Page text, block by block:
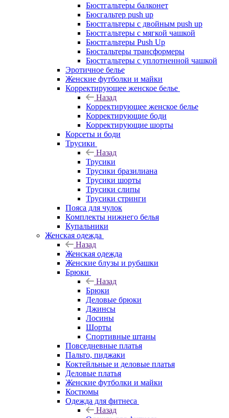
Бюстгальтеры балконет
Бюсгальтер push up
Бюстгальтеры с двойным push up
Бюстгальтеры с мягкой чашкой
Бюстгальтеры Push Up
Бюстальтеры трансформеры
Бюстгальтеры с уплотненной чашкой
Эротичное белье
Женские футболки и майки
Корректирующее женское белье
Назад
Корректирующее женское белье
Корректирующие боди
Корректирующие шорты
Корсеты и боди
Трусики
Назад
Трусики
Трусики бразилиана
Трусики шорты
Трусики слипы
Трусики стринги
Пояса для чулок
Комплекты нижнего белья
Купальники
Женская одежда
Назад
Женская одежда
Женские блузы и рубашки
Брюки
Назад
Брюки
Деловые брюки
Джинсы
Лосины
Шорты
Спортивные штаны
Повседневные платья
Пальто, пиджаки
Коктейльные и деловые платья
Деловые платья
Женские футболки и майки
Костюмы
Одежда для фитнеса
Назад